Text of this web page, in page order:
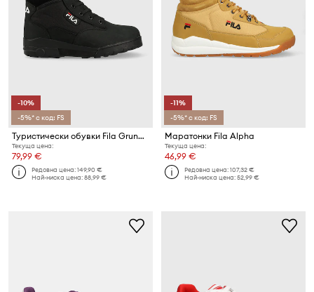
-10%
-5%* с код: FS
Туристически обувки Fila Grunge Ii
Текуща цена:
79,99 €
Редовна цена:149,90 €
Най-ниска цена:88,99 €
-11%
-5%* с код: FS
Маратонки Fila Alpha
Текуща цена:
46,99 €
Редовна цена:107,32 €
Най-ниска цена:52,99 €